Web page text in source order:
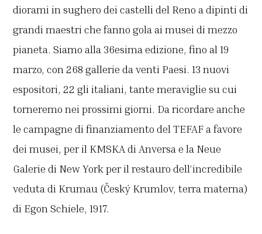
diorami in sughero dei castelli del Reno a dipinti di
grandi maestri che fanno gola ai musei di mezzo
pianeta. Siamo alla 36esima edizione, fino al 19
marzo, con 268 gallerie da venti Paesi. 13 nuovi
espositori, 22 gli italiani, tante meraviglie su cui
torneremo nei prossimi giorni. Da ricordare anche
le campagne di finanziamento del TEFAF a favore
dei musei, per il KMSKA di Anversa e la Neue
Galerie di New York per il restauro dell’incredibile
veduta di Krumau (Český Krumlov, terra materna)
di Egon Schiele, 1917.